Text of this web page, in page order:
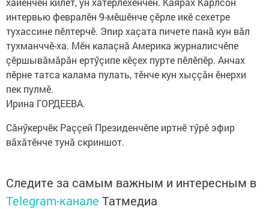
интервью февралӗн 9-мӗшӗнче çӗрле икӗ сехетре
тухассине пӗлтерчӗ. Эпир хаçата пичете панă кун вăл
тухманччӗ-ха. Мӗн калаçнă Америка журналисчӗпе
çӗршывăмăрăн ертӳçипе кӗçех пурте пӗлӗпӗр. Анчах
пӗрне татса калама пулать, тӗнче кун хыççăн ӗнерхи
пек пулмӗ.
Ирина ГОРДЕЕВА.
Сăнӳкерчӗк Раççей Президенчӗпе иртнӗ тӳрӗ эфир
вăхăтӗнче тунă скриншот.
Следите за самым важным и интересным в
Telegram-канале Татмедиа